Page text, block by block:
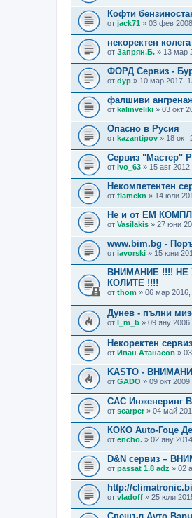
Кофти
от jack71 » 03 фев
некоректен
от Запрян.Б. » 13 мар
ФОРД Сервиз -
от dyp » 10 мар 2017,
фалшиви
от kalinveliki » 03 окт
Опасно в Русия
от kazantipov » 18 окт
Сервиз "Мастер"
от ivo_63 » 15 авг
Некомпетентен
от flamekn » 14 юли
Не и от ЕМ
от Vasilakis » 27 юни
www.bim.bg -
от iavorski » 15 юни
ВНИМАНИЕ !!!!
КОЛИТЕ !!!!
от thom » 06 мар 2016,
Дунев - пълни
от l_m_b » 09 яну
Некоректен
от Иван Атанасов »
KASTO -
от GADO » 09 окт
САС Инженеринг
от scarper» 04 май
КОКО Аuto-Гоце
от encho. » 02 яну
D&N сервиз –
от passat 1.8 adz » 02
http://
от vladoff » 25 юли